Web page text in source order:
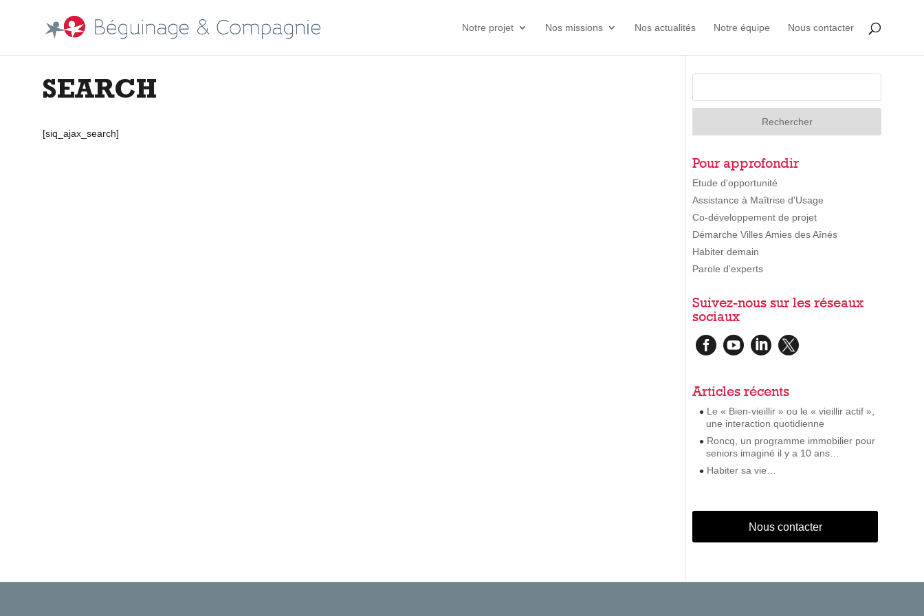
Notre projet Nos missions Nos actualités Notre équipe Nous contacter
SEARCH
[siq_ajax_search]
Pour approfondir
Etude d'opportunité
Assistance à Maîtrise d'Usage
Co-développement de projet
Démarche Villes Amies des Aînés
Habiter demain
Parole d'experts
Suivez-nous sur les réseaux
sociaux
   
Articles récents
Le « Bien-vieillir » ou le « vieillir actif »,
une interaction quotidienne
Roncq, un programme immobilier pour
seniors imaginé il y a 10 ans…
Habiter sa vie…
Nous contacter